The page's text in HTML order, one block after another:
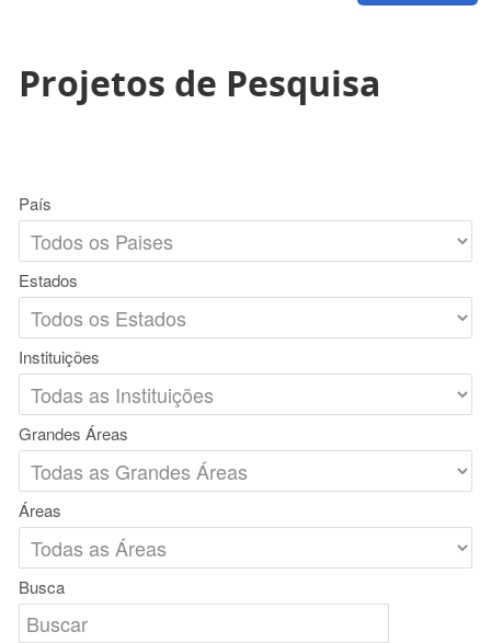
Projetos de Pesquisa
País
Estados
Instituições
Grandes Áreas
Áreas
Busca